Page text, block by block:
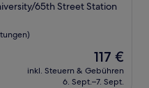
65th Street Station
Der
Preis
beträgt
117 €
inkl. Steuern & Gebühren
6. Sept.–7. Sept.